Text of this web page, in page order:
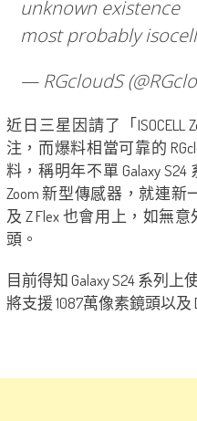
unknown existence
most probably
— RGcloudS
近日三星因請了「
注，而爆料相當可靠的
料，稱明年不單 Galaxy S24
Zoom 新型傳感器，就連新
及 Z Flex 也會用上，如無
頭。
目前得知 Galaxy S24 系列上
將支援 1087萬像素鏡頭以及